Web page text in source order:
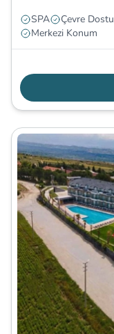
SPA Çevre Dostu
Merkezi Konum